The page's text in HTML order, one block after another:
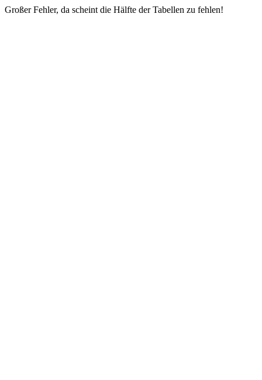
Großer Fehler, da scheint die Hälfte der Tabellen zu fehlen!